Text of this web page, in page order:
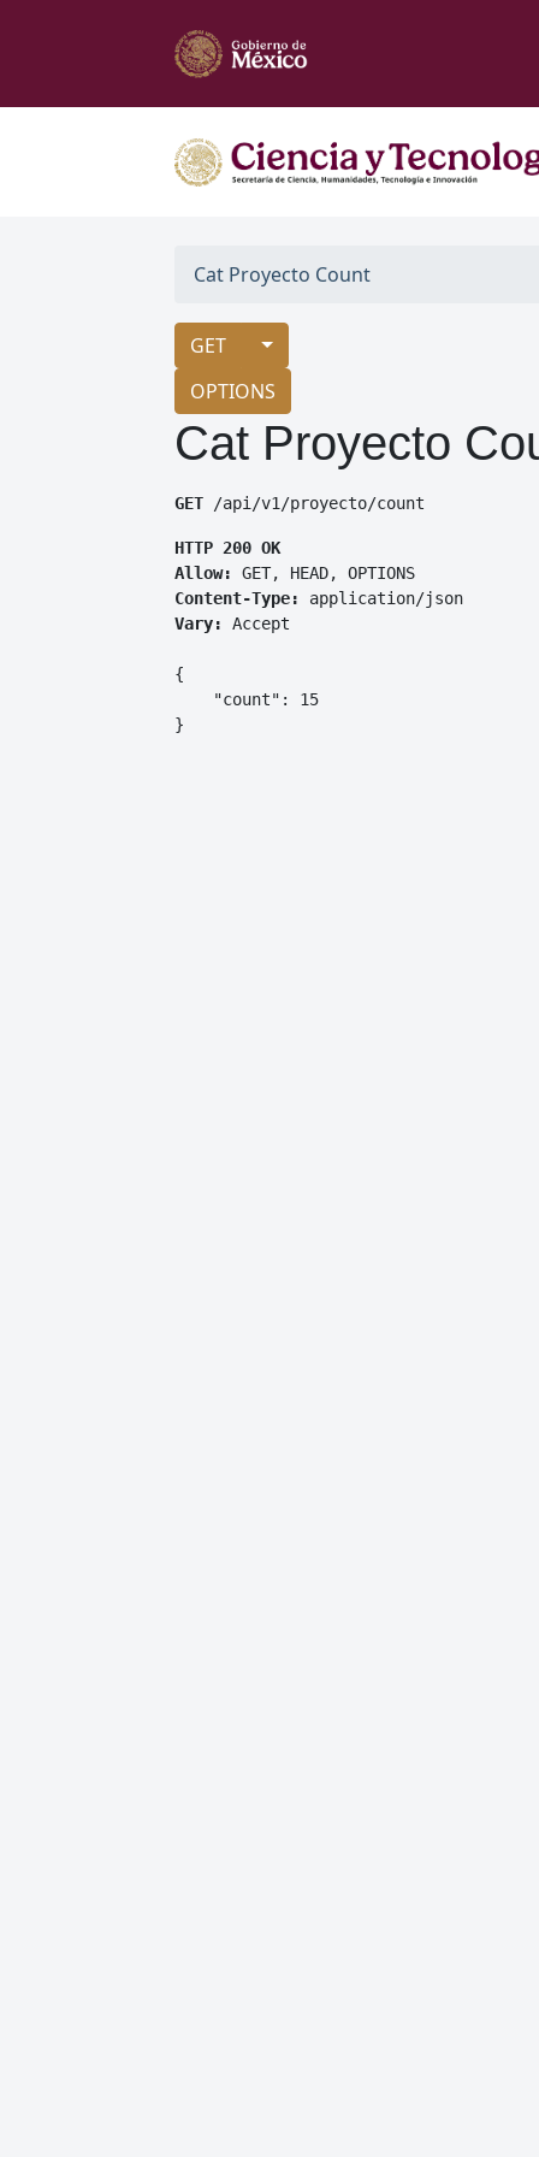
Cat Proyecto Count
GET
OPTIONS
Cat Proyecto
GET /api/v1/proyecto/count
HTTP 200 OK
Allow:
GET, HEAD, OPTIONS
Content-Type:
application/json
Vary:
Accept
{
    "count": 15
}